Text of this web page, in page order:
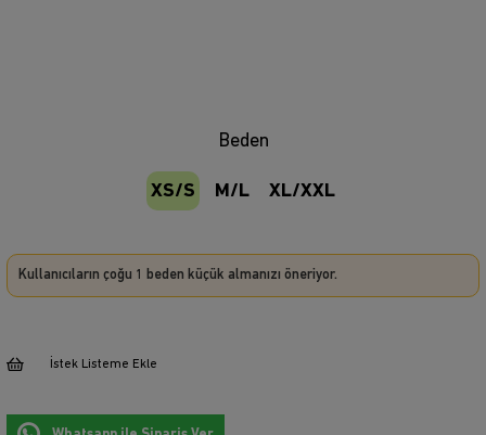
Beden
XS/S M/L XL/XXL
Kullanıcıların çoğu 1 beden küçük almanızı öneriyor.
İstek Listeme Ekle